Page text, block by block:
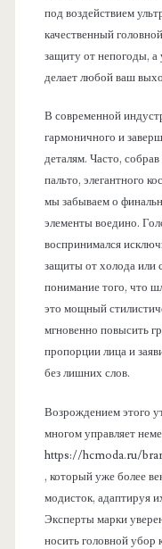
под воздействием
качественный
защиту от непогоды, а
делает любой ваш
В современной
гармоничного и
деталям. Часто,
пальто, элегантного
мы забываем о
элементы воедино.
воспринимался
защиты от холода или
понимание того, что
это мощный
мгновенно повысить
пропорции лица и
без лишних слов.
Возрождением этого
многом управляет
https://hcmoda.ru/
, который уже более
модисток, адаптируя
Эксперты марки
носить головной убор